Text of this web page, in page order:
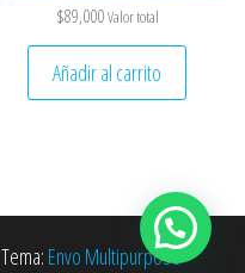
tiene múltiples variantes.
$89,000Valor total
Añadir al carrito
Tema: Envo Multipurpose